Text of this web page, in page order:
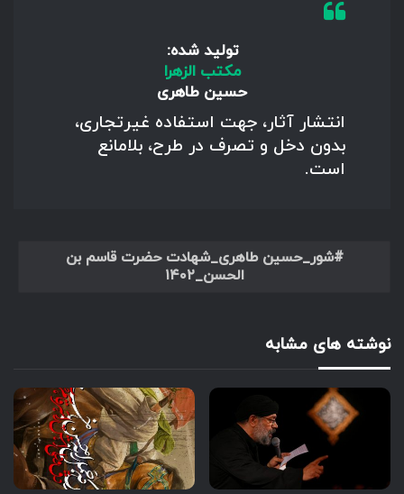
تولید شده:
مکتب الزهرا
حسین طاهری
انتشار آثار، جهت استفاده غیرتجاری،
بدون دخل و تصرف در طرح، بلامانع
است.
شور_حسین طاهری_شهادت حضرت قاسم بن
الحسن_۱۴۰۲
نوشته های مشابه